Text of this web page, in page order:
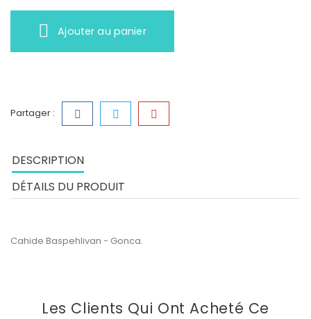
Ajouter au panier
Partager :
DESCRIPTION
DÉTAILS DU PRODUIT
Cahide Baspehlivan - Gonca.
Les Clients Qui Ont Acheté Ce